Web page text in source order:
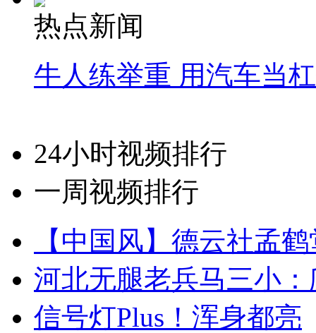
热点新闻
牛人练举重 用汽车当
24小时视频排行
一周视频排行
【中国风】德云社孟
河北无腿老兵马三小
信号灯Plus！浑身都亮